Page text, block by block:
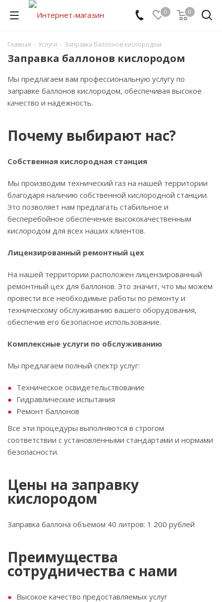
0 0
Главная - Услуги - Заправка баллонов кислородом
Заправка баллонов кислородом
Мы предлагаем вам профессиональную услугу по
заправке баллонов кислородом, обеспечивая высокое
качество и надежность.
Почему выбирают нас?
Собственная кислородная станция
Мы производим технический газ на нашей территории
благодаря наличию собственной кислородной станции.
Это позволяет нам предлагать стабильное и
бесперебойное обеспечение высококачественным
кислородом для всех наших клиентов.
Лицензированный ремонтный цех
На нашей территории расположен лицензированный
ремонтный цех для баллонов. Это значит, что мы можем
провести все необходимые работы по ремонту и
техническому обслуживанию вашего оборудования,
обеспечив его безопасное использование.
Комплексные услуги по обслуживанию
Мы предлагаем полный спектр услуг:
Техническое освидетельствование
Гидравлические испытания
Ремонт баллонов
Все эти процедуры выполняются в строгом
соответствии с установленными стандартами и нормами
безопасности.
Цены на заправку
кислородом
Заправка баллона объемом 40 литров: 1 200 рублей
Преимущества
сотрудничества с нами
Высокое качество предоставляемых услуг